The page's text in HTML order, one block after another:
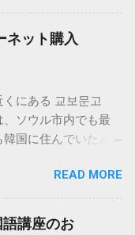
育界で「朝鮮語」
だそうです。もち
いる言葉を中心に
子辞書でこの「朝
能・辞書数でこち
下記の「日韓辞典」
です。 日韓辞典の
になる日韓辞典で
に詳しく解説され
リも出ました。
ネット購入
にある 교보문고
、ソウル市内でも最
国に住んでいたと
ネットサイト
で注文可能で、日
以下はその方法で
READ MORE
講座のお